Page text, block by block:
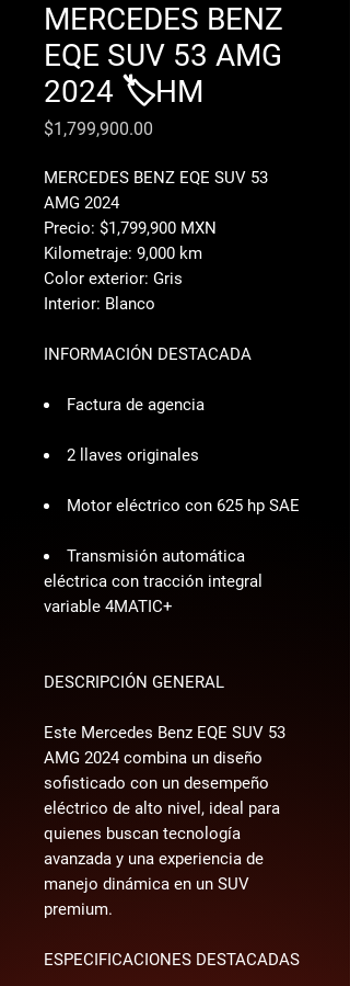
MERCEDES BENZ
EQE SUV 53 AMG
2024 🏷️HM
$1,799,900.00
MERCEDES BENZ EQE SUV 53
AMG 2024
Precio: $1,799,900 MXN
Kilometraje: 9,000 km
Color exterior: Gris
Interior: Blanco
INFORMACIÓN DESTACADA
Factura de agencia
2 llaves originales
Motor eléctrico con 625 hp SAE
Transmisión automática
eléctrica con tracción integral
variable 4MATIC+
DESCRIPCIÓN GENERAL
Este Mercedes Benz EQE SUV 53
AMG 2024 combina un diseño
sofisticado con un desempeño
eléctrico de alto nivel, ideal para
quienes buscan tecnología
avanzada y una experiencia de
manejo dinámica en un SUV
premium.
ESPECIFICACIONES DESTACADAS